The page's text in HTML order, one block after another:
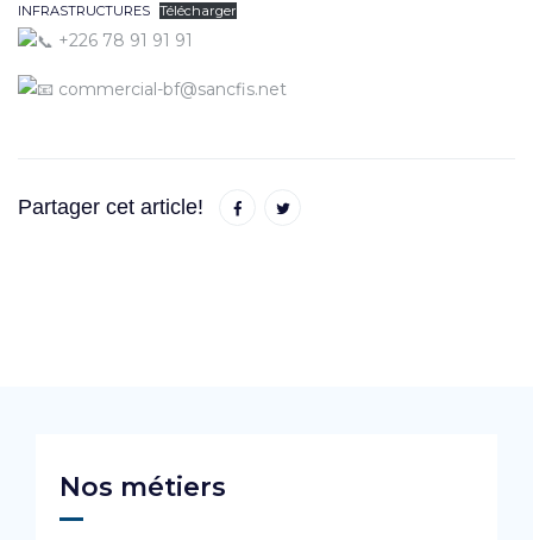
INFRASTRUCTURES Télécharger
+226 78 91 91 91
commercial-bf@sancfis.net
Partager cet article!
Nos métiers